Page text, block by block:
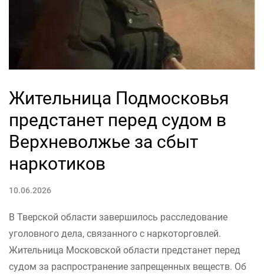
Жительница Подмосковья
предстанет перед судом в
Верхневолжье за сбыт
наркотиков
10.06.2026
В Тверской области завершилось расследование
уголовного дела, связанного с наркоторговлей.
Жительница Московской области предстанет перед
судом за распространение запрещенных веществ. Об